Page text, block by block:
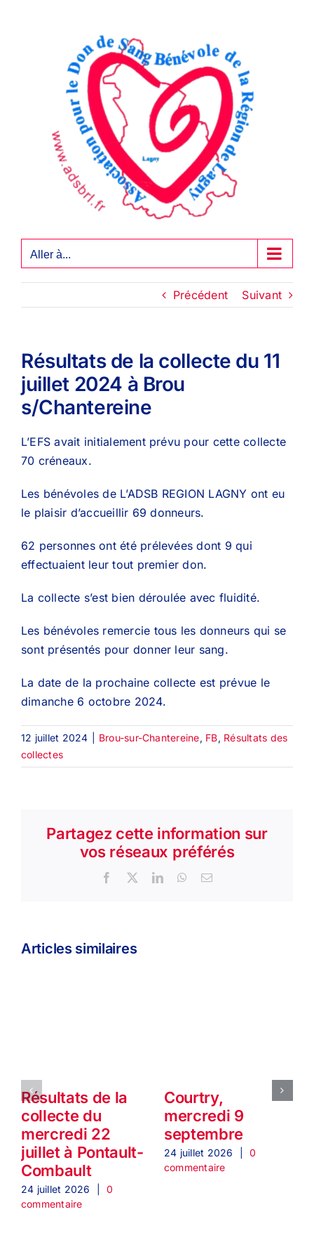
Aller à...
Précédent Suivant
Résultats de la collecte du 11
juillet 2024 à Brou
s/Chantereine
L’EFS avait initialement prévu pour cette collecte
70 créneaux.
Les bénévoles de L’ADSB REGION LAGNY ont eu
le plaisir d’accueillir 69 donneurs.
62 personnes ont été prélevées dont 9 qui
effectuaient leur tout premier don.
La collecte s’est bien déroulée avec fluidité.
Les bénévoles remercie tous les donneurs qui se
sont présentés pour donner leur sang.
La date de la prochaine collecte est prévue le
dimanche 6 octobre 2024.
12 juillet 2024 Brou-sur-Chantereine, FB, Résultats des
collectes
Partagez cette information sur
vos réseaux préférés
Facebook
X LinkedInWhatsApp
Email
Articles similaires
Résultats de la
collecte du
mercredi 22
juillet à Pontault-
Combault
24 juillet 2026
0
commentaire
Courtry,
mercredi 9
septembre
24 juillet 2026
0
commentaire